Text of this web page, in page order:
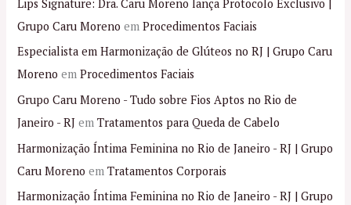
Lips Signature: Dra. Caru Moreno lança Protocolo Exclusivo |
Grupo Caru Moreno emProcedimentos Faciais
Especialista em Harmonização de Glúteos no RJ | Grupo Caru
Moreno emProcedimentos Faciais
Grupo Caru Moreno - Tudo sobre Fios Aptos no Rio de
Janeiro - RJ emTratamentos para Queda de Cabelo
Harmonização Íntima Feminina no Rio de Janeiro - RJ | Grupo
Caru Moreno emTratamentos Corporais
Harmonização Íntima Feminina no Rio de Janeiro - RJ | Grupo